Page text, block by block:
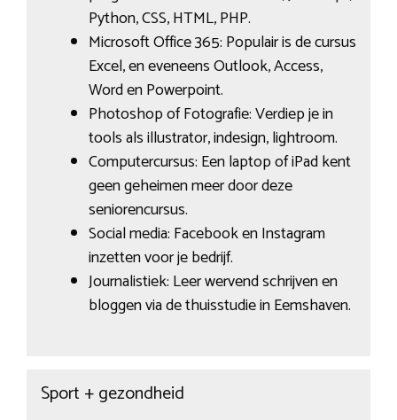
Python, CSS, HTML, PHP.
Microsoft Office 365: Populair is de cursus
Excel, en eveneens Outlook, Access,
Word en Powerpoint.
Photoshop of Fotografie: Verdiep je in
tools als illustrator, indesign, lightroom.
Computercursus: Een laptop of iPad kent
geen geheimen meer door deze
seniorencursus.
Social media: Facebook en Instagram
inzetten voor je bedrijf.
Journalistiek: Leer wervend schrijven en
bloggen via de thuisstudie in Eemshaven.
Sport + gezondheid